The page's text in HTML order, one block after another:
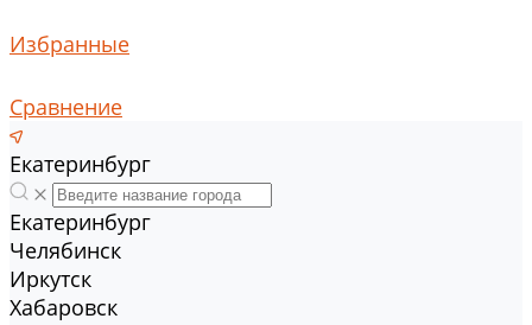
Избранные
Сравнение
Екатеринбург
Екатеринбург
Челябинск
Иркутск
Хабаровск